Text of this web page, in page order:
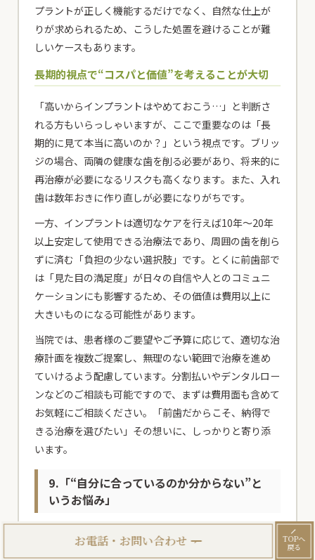
プラントが正しく機能するだけでなく、自然な仕上が
りが求められるため、こうした処置を避けることが難
しいケースもあります。
長期的視点で“コスパと価値”を考えることが大切
「高いからインプラントはやめておこう…」と判断さ
れる方もいらっしゃいますが、ここで重要なのは「長
期的に見て本当に高いのか？」という視点です。ブリッ
ジの場合、両隣の健康な歯を削る必要があり、将来的に
再治療が必要になるリスクも高くなります。また、入れ
歯は数年おきに作り直しが必要になりがちです。
一方、インプラントは適切なケアを行えば10年〜20年
以上安定して使用できる治療法であり、周囲の歯を削ら
ずに済む「負担の少ない選択肢」です。とくに前歯部で
は「見た目の満足度」が日々の自信や人とのコミュニ
ケーションにも影響するため、その価値は費用以上に
大きいものになる可能性があります。
当院では、患者様のご要望やご予算に応じて、適切な治
療計画を複数ご提案し、無理のない範囲で治療を進め
ていけるよう配慮しています。分割払いやデンタルロー
ンなどのご相談も可能ですので、まずは費用面も含めて
お気軽にご相談ください。「前歯だからこそ、納得で
きる治療を選びたい」その想いに、しっかりと寄り添
います。
9.「“自分に合っているのか分からない”と
いうお悩み」
お電話・お問い合わせ
TOPへ
戻る